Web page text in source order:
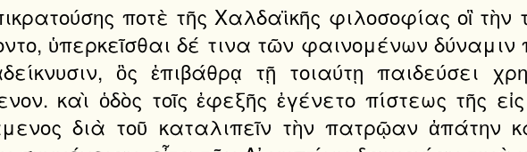
ποτὲ τῆς Χαλδαϊκῆς φιλοσοφίας οἳ τὴν
ὑπερκεῖσθαι δέ τινα τῶν φαινομένων δύναμιν
ὃς ἐπιβάθρᾳ τῇ τοιαύτῃ παιδεύσει
καὶ ὁδὸς τοῖς ἐφεξῆς ἐγένετο πίστεως τῆς
διὰ τοῦ καταλιπεῖν τὴν πατρῷαν ἀπάτην